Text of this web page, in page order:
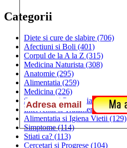
Categorii
Diete si cure de slabire (706)
Afectiuni si Boli (401)
Corpul de la A la Z (315)
Medicina Naturista (308)
Anatomie (295)
Alimentatia (259)
Medicina (226)
Sanatatea si Preventia(170)
Interventii si Tratamente(167)
Alimentatia si Igiena Vietii (129)
Simptome(114)
Stiati ca? (113)
Cercetari si Progrese (104)